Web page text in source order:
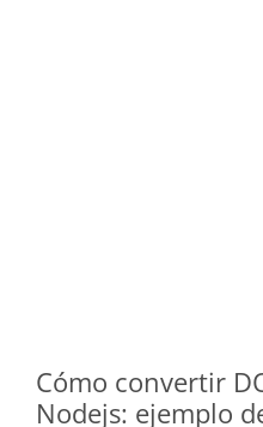
Cómo convertir
Nodejs: ejemplo